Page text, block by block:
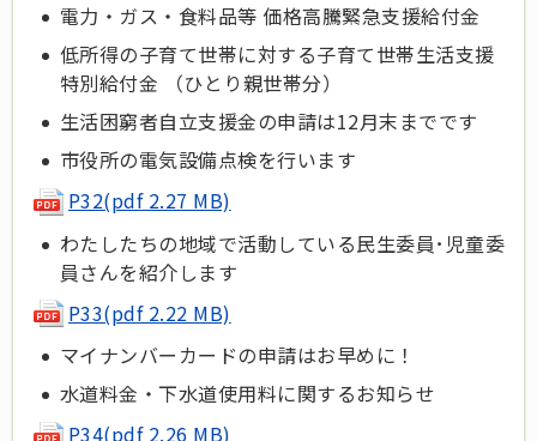
電力・ガス・食料品等 価格高騰緊急支援給付金
低所得の子育て世帯に対する子育て世帯生活支援
特別給付金 （ひとり親世帯分）
生活困窮者自立支援金の申請は12月末までです
市役所の電気設備点検を行います
P32(pdf 2.27 MB)
わたしたちの地域で活動している民生委員･児童委
員さんを紹介します
P33(pdf 2.22 MB)
マイナンバーカードの申請はお早めに！
水道料金・下水道使用料に関するお知らせ
P34(pdf 2.26 MB)